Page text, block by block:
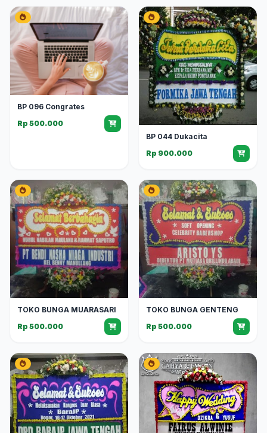
BP 096 Congrates
Rp 500.000
BP 044 Dukacita
Rp 900.000
TOKO BUNGA MUARASARI
Rp 500.000
TOKO BUNGA GENTENG
Rp 500.000